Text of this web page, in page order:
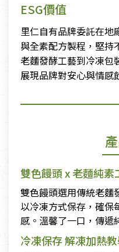
ESG價值
里仁自有品牌委託在地
與全素配方製程，堅持
老麵發酵工藝到冷凍包
展現品牌對安心與情感
雙色饅頭 x 老麵純素
雙色饅頭選用傳統老麵
以冷凍方式保存，確保
感。溫馨了一口，傳遞
冷凍保存 解凍加熱